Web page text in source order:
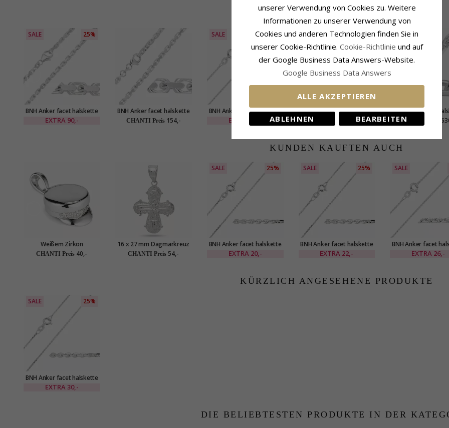
VERWANDTE PRODUKTE
SALE 25%
BNH Anker facet halskette
aus Silber 55 cm x 2,1 mm
EXTRA 90,-
BNH Anker facet halskette
aus Silber 50 cm x 2,6 mm
CHANTI Preis 154,-
SALE 25%
BNH Anker facet halskette
aus Silber 45 cm x 1,3 mm
EXTRA
BNH Anker facet halskette
aus Silber 55 cm x 1,7 mm
CHANTI Preis 71,-
Bnh anker facet
aus silber 60 cm x
CHANTI Preis
KUNDEN KAUFTEN AUCH
Weißem Zirkon
Studentenmützen-
CHANTI Preis 40,-
16 x 27 mm Dagmarkreuz
aus Silber - Amoré
CHANTI Preis 54,-
SALE 25%
BNH Anker facet halskette
aus Silber 40 cm x 1,1 mm
EXTRA 20,-
SALE 25%
BNH Anker facet halskette
aus Silber 42 cm x 1,1 mm
EXTRA 22,-
SALE
BNH Anker facet
aus Silber 45 cm x
EXTRA 26,-
KÜRZLICH ANGESEHENE PRODUKTE
SALE 25%
BNH Anker facet halskette
aus Silber 45 cm x 1,1 mm
EXTRA30,-
DIE BELIEBTESTEN PRODUKTE IN DER
unserer Verwendung von Cookies zu. Weitere
Informationen zu unserer Verwendung von
Cookies und anderen Technologien finden Sie in
unserer Cookie-Richtlinie. Cookie-Richtlinie und auf
der Google Business Data Answers-Website.
Google Business Data Answers
ALLE AKZEPTIEREN
ABLEHNEN BEARBEITEN